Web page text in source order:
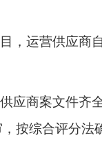
，运营供应商
应商案文件齐
按综合评分法